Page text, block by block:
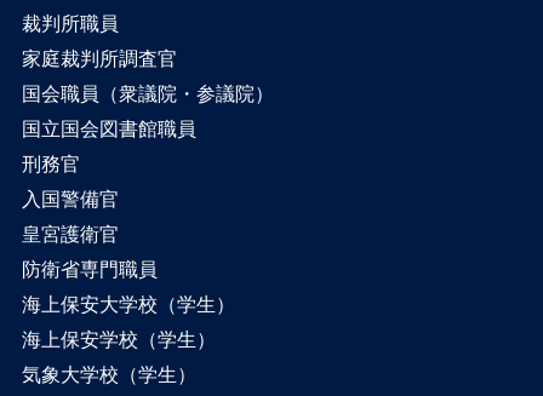
裁判所職員
家庭裁判所調査官
国会職員（衆議院・参議院）
国立国会図書館職員
刑務官
入国警備官
皇宮護衛官
防衛省専門職員
海上保安大学校（学生）
海上保安学校（学生）
気象大学校（学生）